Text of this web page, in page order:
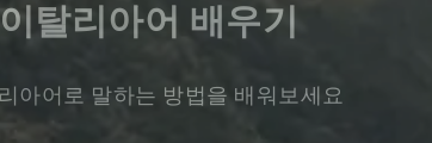
탈리아어 배우기
아어로 말하는 방법을 배워보세요